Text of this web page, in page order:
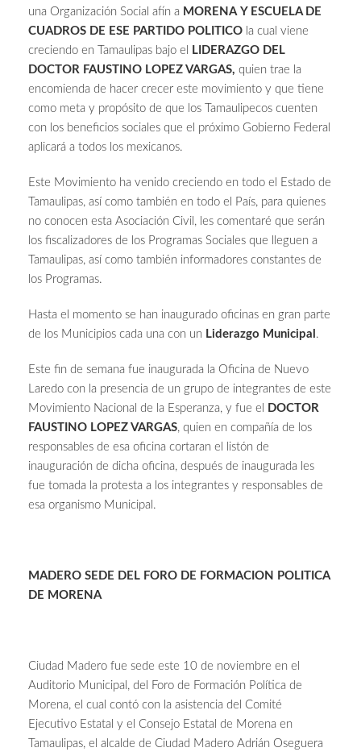
una Organización Social afín a MORENA Y ESCUELA DE
CUADROS DE ESE PARTIDO POLITICO la cual viene
creciendo en Tamaulipas bajo el
LIDERAZGO DEL
DOCTOR FAUSTINO LOPEZ VARGAS, quien trae la
encomienda de hacer crecer este movimiento y que tiene
como meta y propósito de que los Tamaulipecos cuenten
con los beneficios sociales que el próximo Gobierno Federal
aplicará a todos los mexicanos.
Este Movimiento ha venido creciendo en todo el Estado de
Tamaulipas, así como también en todo el País, para quienes
no conocen esta Asociación Civil, les comentaré que serán
los fiscalizadores de los Programas Sociales que lleguen a
Tamaulipas, así como también informadores constantes de
los Programas.
Hasta el momento se han inaugurado oficinas en gran parte
de los Municipios cada una con un Liderazgo Municipal .
Este fin de semana fue inaugurada la Oficina de Nuevo
Laredo con la presencia de un grupo de integrantes de este
Movimiento Nacional de la Esperanza, y fue el
DOCTOR
FAUSTINO LOPEZ VARGAS, quien en compañía de los
responsables de esa oficina cortaran el listón de
inauguración de dicha oficina, después de inaugurada les
fue tomada la protesta a los integrantes y responsables de
esa organismo Municipal.
MADERO SEDE DEL FORO DE FORMACION POLITICA
DE MORENA
Ciudad Madero fue sede este 10 de noviembre en el
Auditorio Municipal, del Foro de Formación Política de
Morena, el cual contó con la asistencia del Comité
Ejecutivo Estatal y el Consejo Estatal de Morena en
Tamaulipas, el alcalde de Ciudad Madero Adrián Oseguera